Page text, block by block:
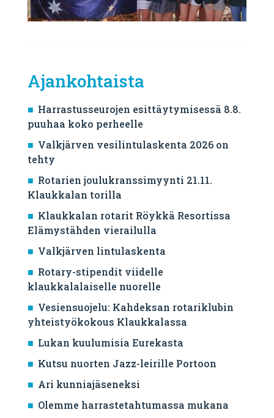
Ajankohtaista
Harrastusseurojen esittäytymisessä 8.8.
puuhaa koko perheelle
Valkjärven vesilintulaskenta 2026 on
tehty
Rotarien joulukranssimyynti 21.11.
Klaukkalan torilla
Klaukkalan rotarit Röykkä Resortissa
Elämystähden vierailulla
Valkjärven lintulaskenta
Rotary-stipendit viidelle
klaukkalalaiselle nuorelle
Vesiensuojelu: Kahdeksan rotariklubin
yhteistyökokous Klaukkalassa
Lukan kuulumisia Eurekasta
Kutsu nuorten Jazz-leirille Portoon
Ari kunniajäseneksi
Olemme harrastetahtumassa mukana